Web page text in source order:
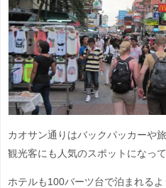
カオサン通りはバックパッカーや
観光客にも人気のスポットになって
ホテルも100バーツ台で泊まれる